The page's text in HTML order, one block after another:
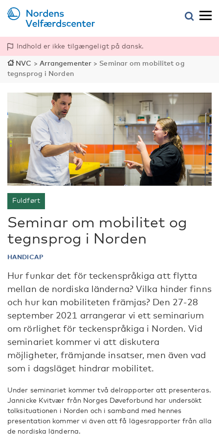
Indhold er ikke tilgængeligt på dansk.
NVC > Arrangementer > Seminar om mobilitet og
tegnsprog i Norden
Fuldført
Seminar om mobilitet og
tegnsprog i Norden
HANDICAP
Hur funkar det för teckenspråkiga att flytta
mellan de nordiska länderna? Vilka hinder finns
och hur kan mobiliteten främjas? Den 27-28
september 2021 arrangerar vi ett seminarium
om rörlighet för teckenspråkiga i Norden. Vid
seminariet kommer vi att diskutera
möjligheter, främjande insatser, men även vad
som i dagsläget hindrar mobilitet.
Under seminariet kommer två delrapporter att presenteras.
Jannicke Kvitvær från Norges Døveforbund har undersökt
tolksituationen i Norden och i samband med hennes
presentation kommer vi även att få lägesrapporter från alla
de nordiska länderna.